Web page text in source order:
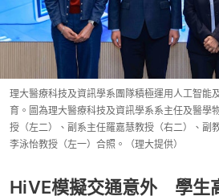
理大醫療科技及資訊學系團隊積極運用人工智能
育。圖為理大醫療科技及資訊學系系主任及醫學
授（左二）、副系主任羅嘉慧教授（右二）、副
李泳怡教授（左一）合照。（理大提供）
HiVE模擬交通意外 學生